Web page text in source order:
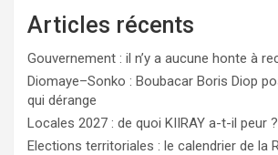
Articles récents
Gouvernement : il n’y a aucune honte à
Diomaye–Sonko : Boubacar Boris Diop
qui dérange
Locales 2027 : de quoi KIIRAY a-t-il peur ?
Elections territoriales : le calendrier de la